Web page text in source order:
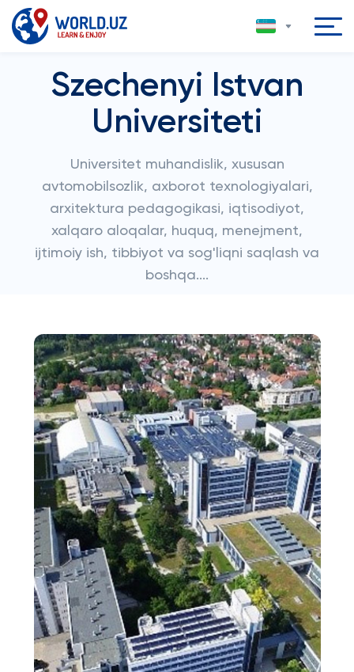
Szechenyi Istvan
Universiteti
Universitet muhandislik, xususan
avtomobilsozlik, axborot texnologiyalari,
arxitektura pedagogikasi, iqtisodiyot,
xalqaro aloqalar, huquq, menejment,
ijtimoiy ish, tibbiyot va sog'liqni saqlash va
boshqa....